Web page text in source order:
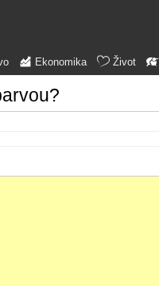
Ekonomika Život